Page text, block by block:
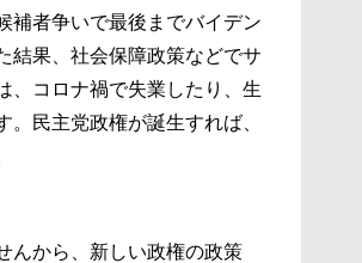
補者争いで最後までバイデン
結果、社会保障政策などでサ
、コロナ禍で失業したり、生
民主党政権が誕生すれば、
んから、新しい政権の政策